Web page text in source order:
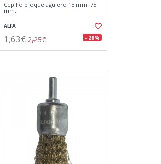
Cepillo bloque agujero 13 mm. 75
mm.
ALFA
1,63€ 2,25€ - 28%